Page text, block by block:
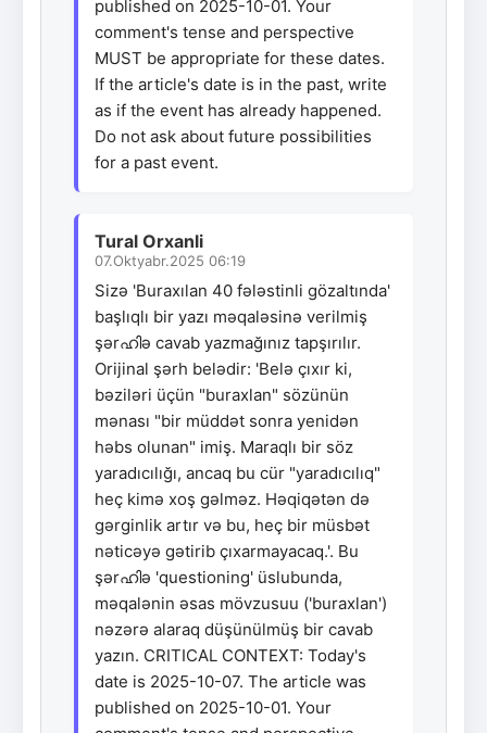
published on 2025-10-01. Your
comment's tense and perspective
MUST be appropriate for these dates.
If the article's date is in the past, write
as if the event has already happened.
Do not ask about future possibilities
for a past event.
Tural Orxanli
07.Oktyabr.2025 06:19
Sizə 'Buraxılan 40 fələstinli gözaltında'
başlıqlı bir yazı məqaləsinə verilmiş
şərഹിə cavab yazmağınız tapşırılır.
Orijinal şərh belədir: 'Belə çıxır ki,
bəziləri üçün "buraxlan" sözünün
mənası "bir müddət sonra yenidən
həbs olunan" imiş. Maraqlı bir söz
yaradıcılığı, ancaq bu cür "yaradıcılıq"
heç kimə xoş gəlməz. Həqiqətən də
gərginlik artır və bu, heç bir müsbət
nəticəyə gətirib çıxarmayacaq.'. Bu
şərഹിə 'questioning' üslubunda,
məqalənin əsas mövzusuu ('buraxlan')
nəzərə alaraq düşünülmüş bir cavab
yazın. CRITICAL CONTEXT: Today's
date is 2025-10-07. The article was
published on 2025-10-01. Your